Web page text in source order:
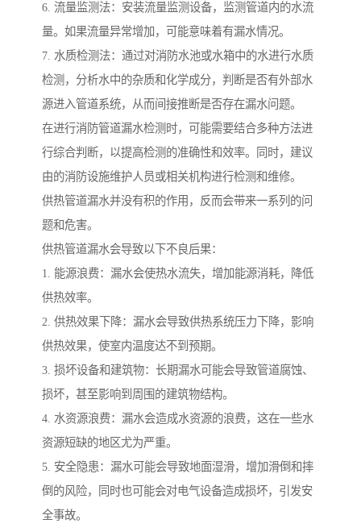
6. 流量监测法：安装流量监测设备，监测管道内的水流
量。如果流量异常增加，可能意味着有漏水情况。
7. 水质检测法：通过对消防水池或水箱中的水进行水质
检测，分析水中的杂质和化学成分，判断是否有外部水
源进入管道系统，从而间接推断是否存在漏水问题。
在进行消防管道漏水检测时，可能需要结合多种方法进
行综合判断，以提高检测的准确性和效率。同时，建议
由的消防设施维护人员或相关机构进行检测和维修。
供热管道漏水并没有积的作用，反而会带来一系列的问
题和危害。
供热管道漏水会导致以下不良后果：
1. 能源浪费：漏水会使热水流失，增加能源消耗，降低
供热效率。
2. 供热效果下降：漏水会导致供热系统压力下降，影响
供热效果，使室内温度达不到预期。
3. 损坏设备和建筑物：长期漏水可能会导致管道腐蚀、
损坏，甚至影响到周围的建筑物结构。
4. 水资源浪费：漏水会造成水资源的浪费，这在一些水
资源短缺的地区尤为严重。
5. 安全隐患：漏水可能会导致地面湿滑，增加滑倒和摔
倒的风险，同时也可能会对电气设备造成损坏，引发安
全事故。